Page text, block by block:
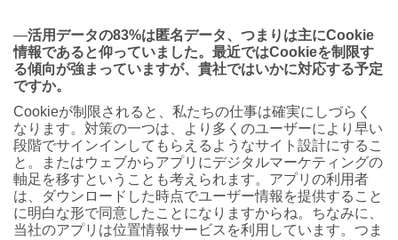
―活用データの83%は匿名データ、つまりは主にCookie
情報であると仰っていました。最近ではCookieを制限す
る傾向が強まっていますが、貴社ではいかに対応する予定
ですか。
Cookieが制限されると、私たちの仕事は確実にしづらく
なります。対策の一つは、より多くのユーザーにより早い
段階でサインインしてもらえるようなサイト設計にするこ
と。またはウェブからアプリにデジタルマーケティングの
軸足を移すということも考えられます。アプリの利用者
は、ダウンロードした時点でユーザー情報を提供すること
に明白な形で同意したことになりますからね。ちなみに、
当社のアプリは位置情報サービスを利用しています。つま